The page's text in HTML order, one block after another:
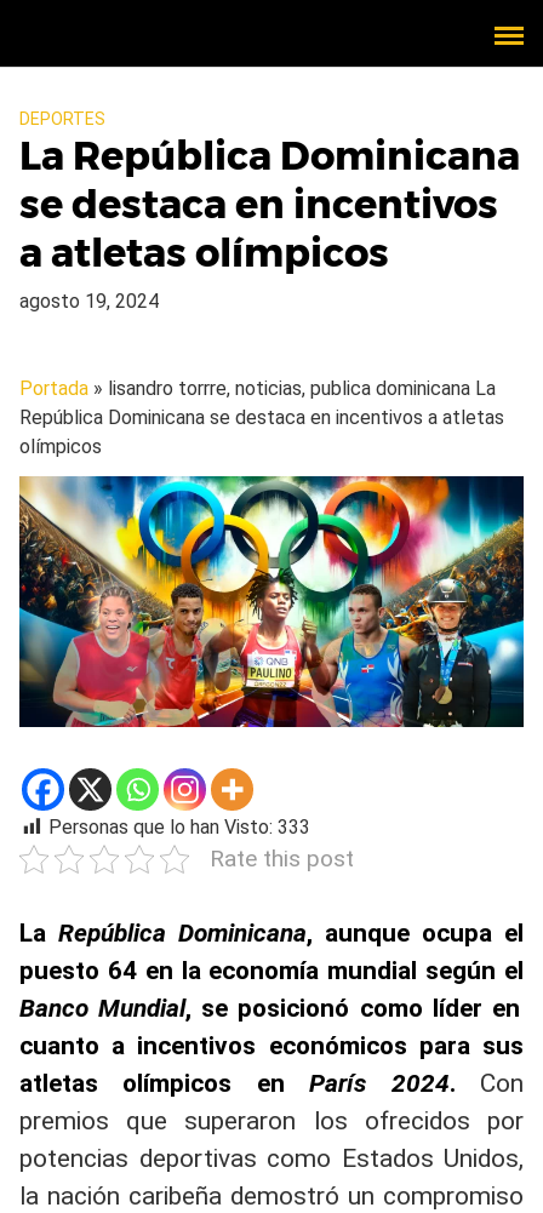
DEPORTES
La República Dominicana
se destaca en incentivos
a atletas olímpicos
agosto 19, 2024
Portada » lisandro torrre, noticias, publica dominicana La
República Dominicana se destaca en incentivos a atletas
olímpicos
Personas que lo han Visto: 333
Rate this post
La República Dominicana, aunque ocupa el
puesto 64 en la economía mundial según el
Banco Mundial, se posicionó como líder en
cuanto a incentivos económicos para sus
atletas olímpicos enParís 2024. Con
premios que superaron los ofrecidos por
potencias deportivas como Estados Unidos,
la nación caribeña demostró un compromiso